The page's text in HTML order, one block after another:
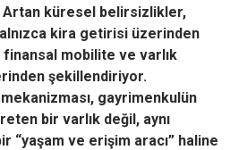
Artan küresel belirsizlikler,
kira getirisi üzerinden
finansal mobilite ve varlık
şekillendiriyor.
mekanizması, gayrimenkulün
bir varlık değil, aynı
“yaşam ve erişim aracı” haline